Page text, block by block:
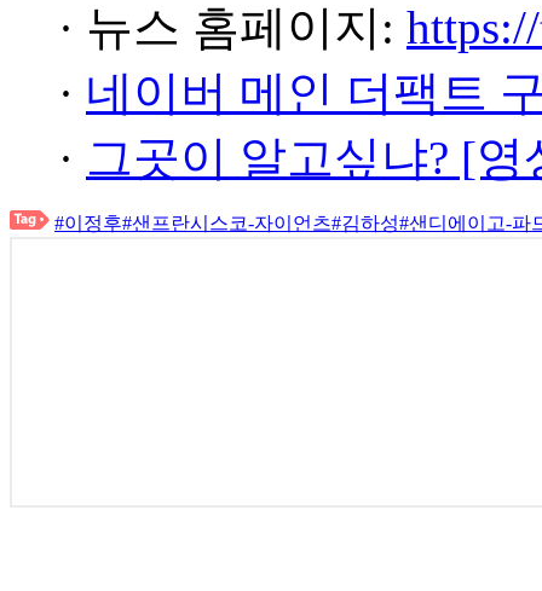
· 뉴스 홈페이지:
· 네이버 메인 더팩트
· 그곳이 알고싶냐? [
#이정후#샌프란시스코-자이언츠#김하성#샌디에이고-파